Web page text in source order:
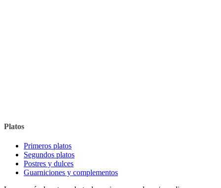
Platos
Primeros platos
Segundos platos
Postres y dulces
Guarniciones y complementos